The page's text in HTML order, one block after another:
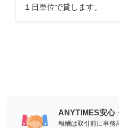
１日単位で貸します。
ANYTIMES安心
報酬は取引前に事務